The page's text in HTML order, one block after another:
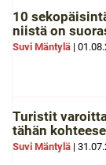
10
niistä on
Suvi Mäntylä |
Turistit
tähän
Suvi Mäntylä |